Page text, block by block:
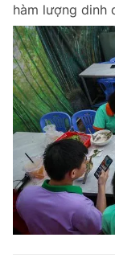
hàm lượng dinh